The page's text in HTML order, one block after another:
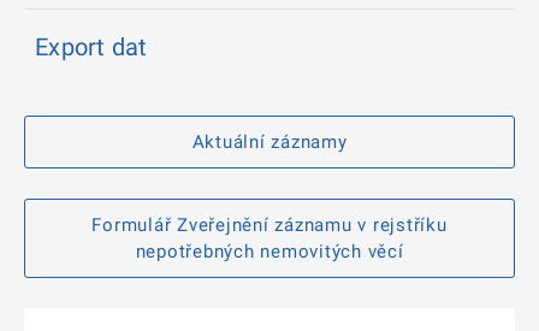
Export dat
Aktuální záznamy
Formulář Zveřejnění záznamu v rejstříku
nepotřebných nemovitých věcí